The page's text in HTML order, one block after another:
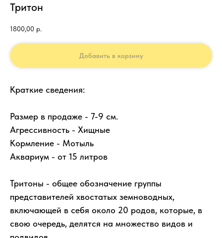
Тритон
1800,00 р.
Добавить в корзину
Краткие сведения:
Размер в продаже - 7-9 см.
Агрессивность - Хищные
Кормление - Мотыль
Аквариум - от 15 литров
Тритоны - общее обозначение группы
представителей хвостатых земноводных,
включающей в себя около 20 родов, которые, в
свою очередь, делятся на множество видов и